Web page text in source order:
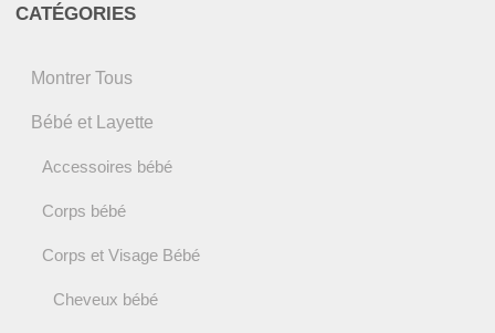
CATÉGORIES
Montrer Tous
Bébé et Layette
Accessoires bébé
Corps bébé
Corps et Visage Bébé
Cheveux bébé